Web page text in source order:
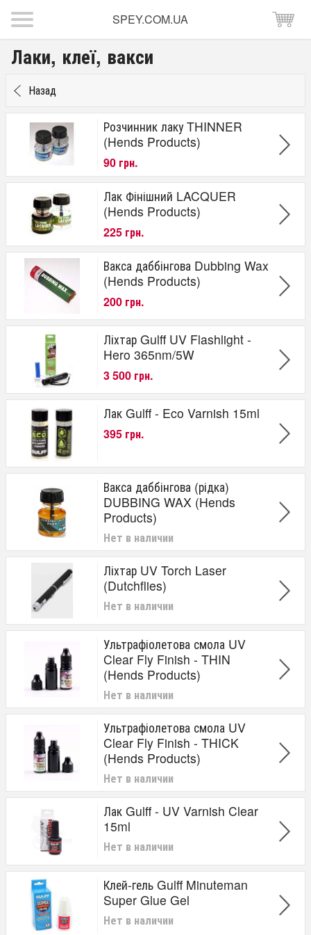
SPEY.COM.UA
Лаки, клеї, вакси
Назад
Розчинник лаку THINNER
(Hends Products)
90 грн.
Лак Фінішний LACQUER
(Hends Products)
225 грн.
Вакса даббінгова Dubbing Wax
(Hends Products)
200 грн.
Ліхтар Gulff UV Flashlight -
Hero 365nm/5W
3 500 грн.
Лак Gulff - Eco Varnish 15ml
395 грн.
Вакса даббінгова (рідка)
DUBBING WAX (Hends
Products)
Нет в наличии
Ліхтар UV Torch Laser
(Dutchflies)
Нет в наличии
Ультрафіолетова смола UV
Clear Fly Finish - THIN
(Hends Products)
Нет в наличии
Ультрафіолетова смола UV
Clear Fly Finish - THICK
(Hends Products)
Нет в наличии
Лак Gulff - UV Varnish Clear
15ml
Нет в наличии
Клей-гель Gulff Minuteman
Super Glue Gel
Нет в наличии